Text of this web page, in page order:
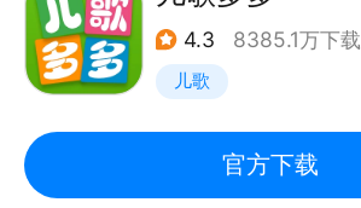
4.3 8385.1万下载
儿歌
官方下载